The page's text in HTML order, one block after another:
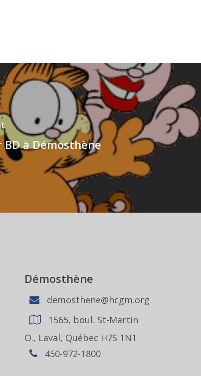
à Démosthène
Démosthène
demosthene@hcgm.org
1565, boul. St-Martin
O., Laval, Québec H7S 1N1
450-972-1800